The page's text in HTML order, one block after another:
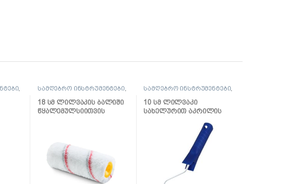
,
სამღებრო ინსტრუმენტები,
18 სმ ლილვაკის ბალიში
წყალემულსიითვის
სამღებრო ინსტრუმენტები,
10 სმ ლილვაკი
სახელურით აკრილის